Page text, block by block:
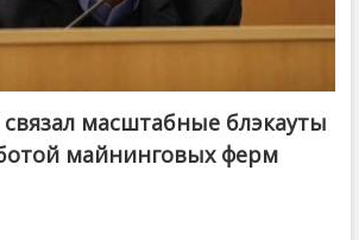
связал масштабные блэкауты
майнинговых ферм